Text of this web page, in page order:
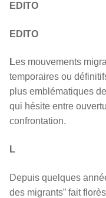
EDITO
EDITO
Les mouvements
temporaires ou
plus emblématiques
qui hésite entre
confrontation.
L
Depuis quelques
des migrants” fait